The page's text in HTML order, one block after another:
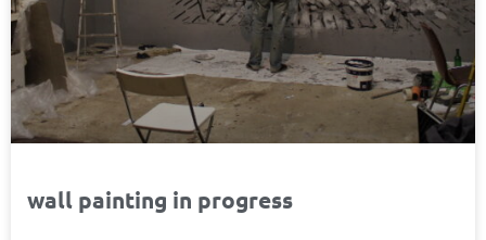
wall painting in progress